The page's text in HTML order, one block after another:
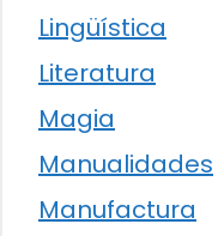
Lingüística
Literatura
Magia
Manualidades
Manufactura